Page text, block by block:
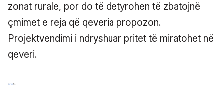
zonat rurale, por do të detyrohen të zbatojnë
çmimet e reja që qeveria propozon.
Projektvendimi i ndryshuar pritet të miratohet në
qeveri.